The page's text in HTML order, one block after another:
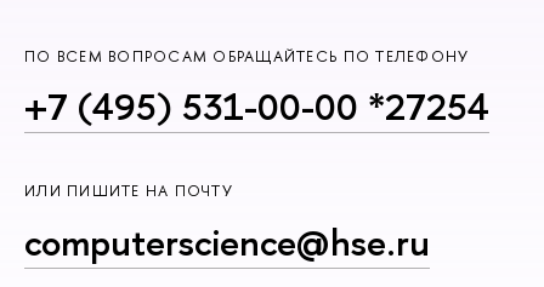
ПО ВСЕМ ВОПРОСАМ ОБРАЩАЙТЕСЬ ПО ТЕЛЕФОНУ
+7 (495) 531-00-00 *27254
ИЛИ ПИШИТЕ НА ПОЧТУ
computerscience@hse.ru